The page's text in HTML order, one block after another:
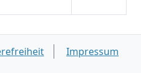
Impressum